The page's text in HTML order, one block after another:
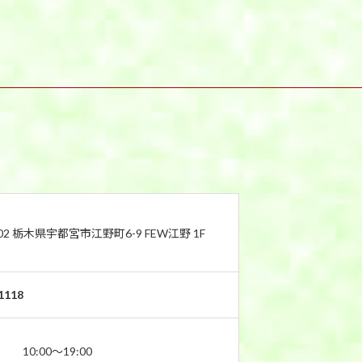
栃木県宇都宮市江野町6-9 FEW江野 1F
10:00〜19:00